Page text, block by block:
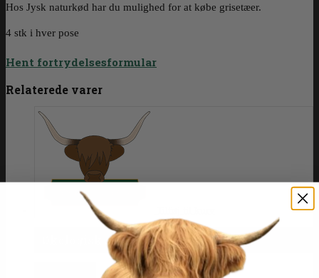
Hos Jysk naturkød har du mulighed for at købe grisetæer.
4 stk i hver pose
Hent fortrydelsesformular
Relaterede varer
Økologisk spæk